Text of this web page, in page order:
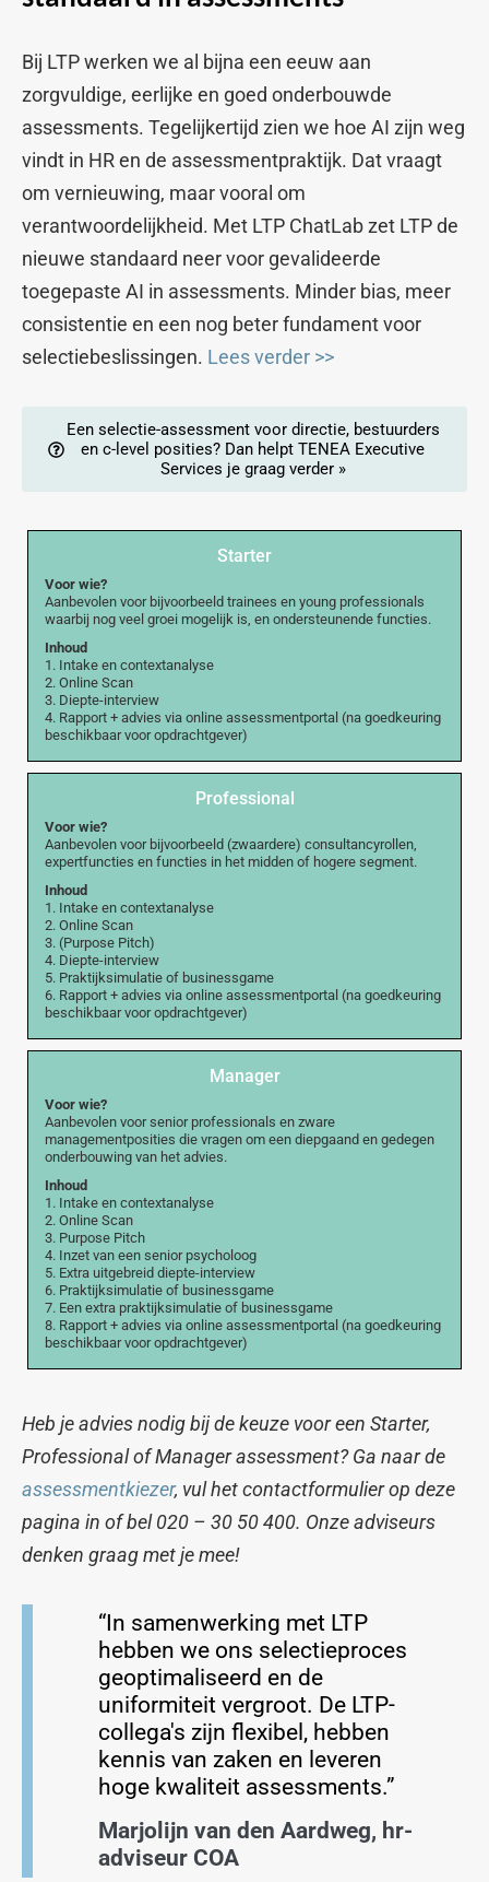
Bij LTP werken we al bijna een eeuw aan
zorgvuldige, eerlijke en goed onderbouwde
assessments. Tegelijkertijd zien we hoe AI zijn weg
vindt in HR en de assessmentpraktijk. Dat vraagt
om vernieuwing, maar vooral om
verantwoordelijkheid. Met LTP ChatLab zet LTP de
nieuwe standaard neer voor gevalideerde
toegepaste AI in assessments. Minder bias, meer
consistentie en een nog beter fundament voor
selectiebeslissingen. Lees verder >>
Een selectie-assessment voor directie, bestuurders
en c-level posities? Dan helpt TENEA Executive
Services je graag verder »
Starter
Voor wie?
Aanbevolen voor bijvoorbeeld trainees en young professionals
waarbij nog veel groei mogelijk is, en ondersteunende functies.
Inhoud
1. Intake en contextanalyse
2. Online Scan
3. Diepte-interview
4. Rapport + advies via online assessmentportal (na goedkeuring
beschikbaar voor opdrachtgever)
Professional
Voor wie?
Aanbevolen voor bijvoorbeeld (zwaardere) consultancyrollen,
expertfuncties en functies in het midden of hogere segment.
Inhoud
1. Intake en contextanalyse
2. Online Scan
3. (Purpose Pitch)
4. Diepte-interview
5. Praktijksimulatie of businessgame
6. Rapport + advies via online assessmentportal (na goedkeuring
beschikbaar voor opdrachtgever)
Manager
Voor wie?
Aanbevolen voor senior professionals en zware
managementposities die vragen om een diepgaand en gedegen
onderbouwing van het advies.
Inhoud
1. Intake en contextanalyse
2. Online Scan
3. Purpose Pitch
4. Inzet van een senior psycholoog
5. Extra uitgebreid diepte-interview
6. Praktijksimulatie of businessgame
7. Een extra praktijksimulatie of businessgame
8. Rapport + advies via online assessmentportal (na goedkeuring
beschikbaar voor opdrachtgever)
Heb je advies nodig bij de keuze voor een Starter,
Professional of Manager assessment? Ga naar de
assessmentkiezer, vul het contactformulier op deze
pagina in of bel 020 – 30 50 400. Onze adviseurs
denken graag met je mee!
“In samenwerking met LTP
hebben we ons selectieproces
geoptimaliseerd en de
uniformiteit vergroot. De LTP-
collega's zijn flexibel, hebben
kennis van zaken en leveren
hoge kwaliteit assessments.”
Marjolijn van den Aardweg, hr-
adviseur COA